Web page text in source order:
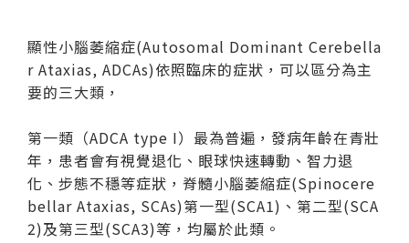
顯性小腦萎縮症(Autosomal Dominant Cerebella
r Ataxias, ADCAs)依照臨床的症狀，可以區分為主
要的三大類，
第一類（ADCA type I）最為普遍，發病年齡在青壯
年，患者會有視覺退化、眼球快速轉動、智力退
化、步態不穩等症狀，脊髓小腦萎縮症(Spinocere
bellar Ataxias, SCAs)第一型(SCA1)、第二型(SCA
2)及第三型(SCA3)等，均屬於此類。